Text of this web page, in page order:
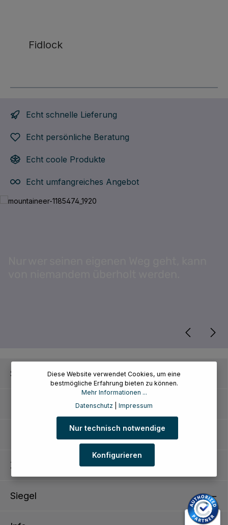
Fidlock
Echt schnelle Lieferung
Echt persönliche Beratung
Echt coole Produkte
Echt umfangreiches Angebot
Bildergalerie überspringen
Service-Hotline
Zahlungsarten
Siegel
Diese Website verwendet Cookies, um eine
bestmögliche Erfahrung bieten zu können.
Mehr Informationen ...
Datenschutz
Impressum
Nur technisch notwendige
Konfigurieren